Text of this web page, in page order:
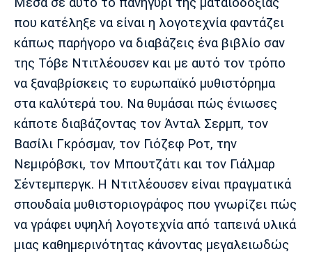
Πολιτισμός
Τραγούδια
Cine Spot
Running
Media
Παρασκήνιο
Πρόγραμμα TV
Ιωνικός Πανσερραϊκός
Μαδρίτης
Μαδρίτης
Γιουνάιτεντ
που κατέληξε να είναι η λογοτεχνία φαντάζει
κάπως παρήγορο να διαβάζεις ένα βιβλίο σαν
της Τόβε Ντιτλέουσεν και με αυτό τον τρόπο
να ξαναβρίσκεις το ευρωπαϊκό μυθιστόρημα
στα καλύτερά του. Να θυμάσαι πώς ένιωσες
κάποτε διαβάζοντας τον Άνταλ Σερμπ, τον
Βασίλι Γκρόσμαν, τον Γιόζεφ Ροτ, την
Νεμιρόβσκι, τον Μπουτζάτι και τον Γιάλμαρ
Σέντεμπεργκ. Η Ντιτλέουσεν είναι πραγματικά
σπουδαία μυθιστοριογράφος που γνωρίζει πώς
να γράφει υψηλή λογοτεχνία από ταπεινά υλικά
μιας καθημερινότητας κάνοντας μεγαλειωδώς